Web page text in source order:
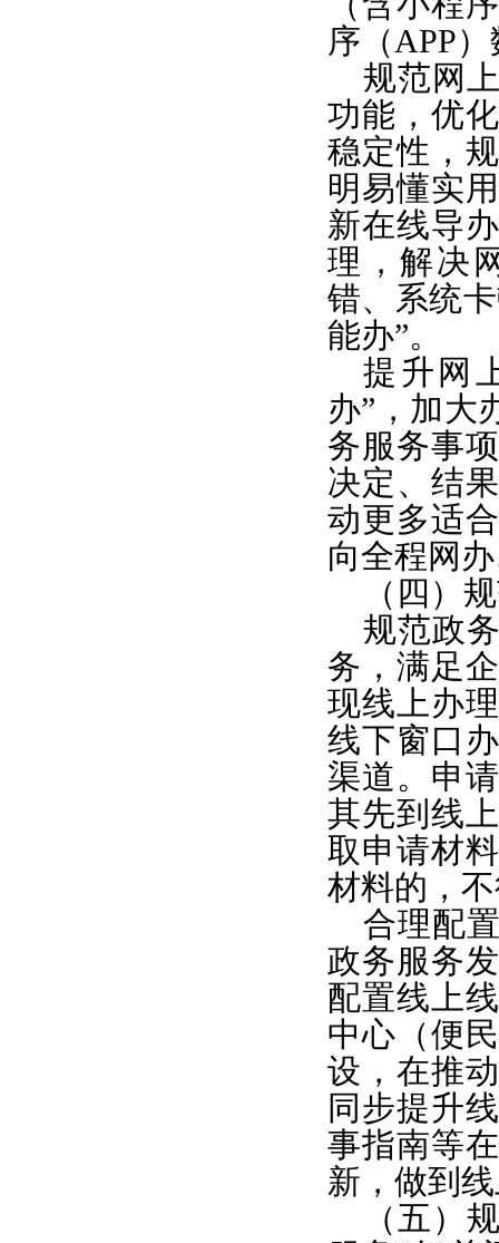
序（APP
规范网
功能，优
稳定性，
明易懂实
新在线导
理，解决
错、系统
能办”。
提升网
办”，加大
务服务事
决定、结
动更多适
向全程网
（四）
规范政
务，满足
现线上办
线下窗口
渠道。申
其先到线
取申请材
材料的，
合理配
政务服务
配置线上
中心（便
设，在推
同步提升
事指南等
新，做到
（五）